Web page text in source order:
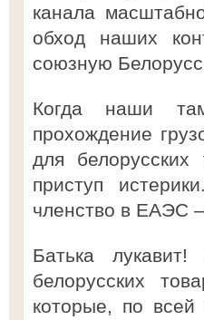
канала
обход наших
союзную
Когда наши
прохождение
для
приступ
членство в ЕАЭС
Батька
белорусских
которые, по